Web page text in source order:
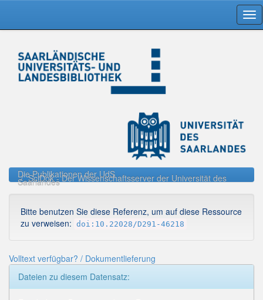
navigation
Die Publikationen der UdS
SciDok - Der Wissenschaftsserver der Universität des
Saarlandes
Bitte benutzen Sie diese Referenz, um auf diese Ressource
zu verweisen: doi:10.22028/D291-46218
Volltext verfügbar? / Dokumentlieferung
Dateien zu diesem Datensatz: